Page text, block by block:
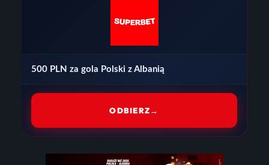
500 PLN za gola Polski z Albanią
ODBIERZ→